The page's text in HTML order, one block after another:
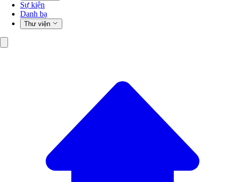
Sự kiện
Danh bạ
Thư viện